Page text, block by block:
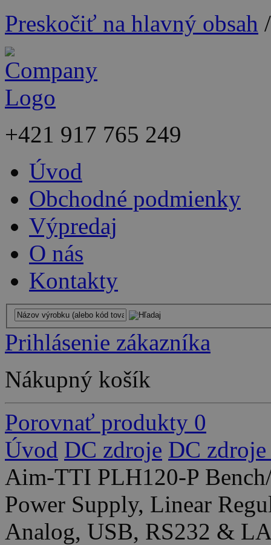
Preskočiť na hlavný obsah
+421 917 765 249
Úvod
Obchodné podmienky
Výpredaj
O nás
Kontakty
Prihlásenie zákazníka
Nákupný košík
Porovnať produkty 0
Úvod DC zdroje DC
Aim-TTI PLH120-P
Power Supply, Linear
Analog, USB, RS232 &